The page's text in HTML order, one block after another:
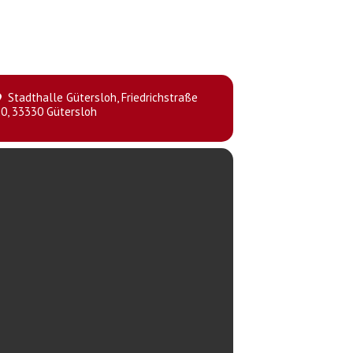
Stadthalle Gütersloh, Friedrichstraße
33330 Gütersloh